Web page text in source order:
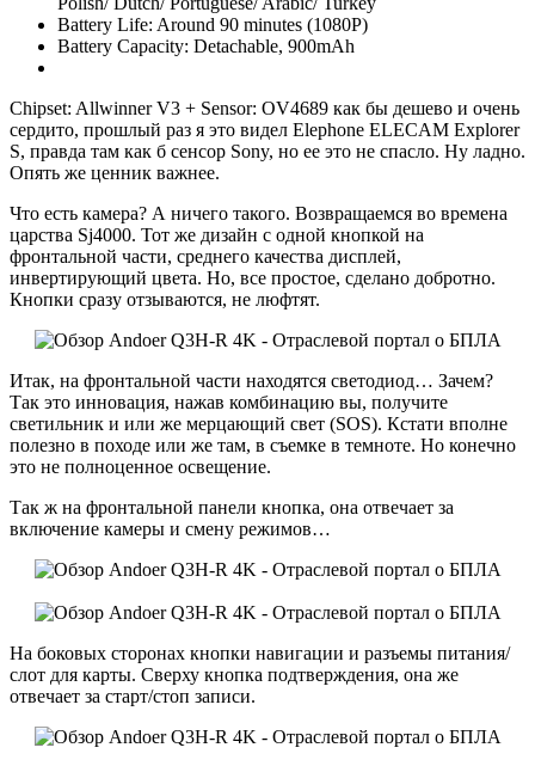
Battery Life: Around 90 minutes (1080P)
Battery Capacity: Detachable, 900mAh
Chipset: Allwinner V3 + Sensor: OV4689 как бы дешево и очень
сердито, прошлый раз я это видел Elephone ELECAM Explorer
S, правда там как б сенсор Sony, но ее это не спасло. Ну ладно.
Опять же ценник важнее.
Что есть камера? А ничего такого. Возвращаемся во времена
царства Sj4000. Тот же дизайн с одной кнопкой на
фронтальной части, среднего качества дисплей,
инвертирующий цвета. Но, все простое, сделано добротно.
Кнопки сразу отзываются, не люфтят.
Итак, на фронтальной части находятся светодиод… Зачем?
Так это инновация, нажав комбинацию вы, получите
светильник и или же мерцающий свет (SOS). Кстати вполне
полезно в походе или же там, в съемке в темноте. Но конечно
это не полноценное освещение.
Так ж на фронтальной панели кнопка, она отвечает за
включение камеры и смену режимов…
На боковых сторонах кнопки навигации и разъемы питания/
слот для карты. Сверху кнопка подтверждения, она же
отвечает за старт/стоп записи.